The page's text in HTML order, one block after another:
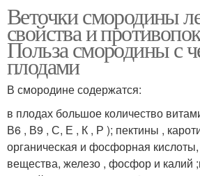
Веточки смородины
свойства и
Польза смородины с
плодами
В смородине содержатся:
в плодах большое количество
В6 , В9 , С, Е , К , Р ); пектины ,
органическая и фосфорная
вещества, железо , фосфор и калий